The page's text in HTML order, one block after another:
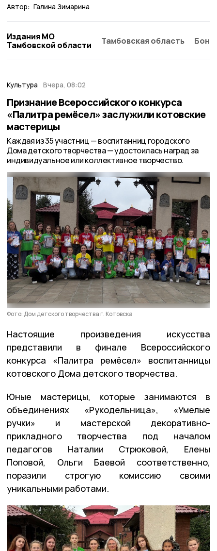
Автор: Галина Зимарина
Издания МО
Тамбовской области
Тамбовская область
Культура Вчера, 08:02
Признание Всероссийского конкурса
«Палитра ремёсел» заслужили котовские
мастерицы
Каждая из 35 участниц — воспитанниц городского
Дома детского творчества — удостоилась наград за
индивидуальное или коллективное творчество.
Фото: Дом детского творчества г. Котовска
Настоящие произведения искусства
представили в финале Всероссийского
конкурса «Палитра ремёсел» воспитанницы
котовского Дома детского творчества.
Юные мастерицы, которые занимаются в
объединениях «Рукодельница», «Умелые
ручки» и мастерской декоративно-
прикладного творчества под началом
педагогов Наталии Стрюковой, Елены
Поповой, Ольги Баевой соответственно,
поразили строгую комиссию своими
уникальными работами.